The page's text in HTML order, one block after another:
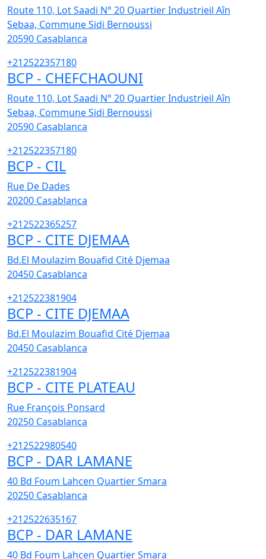
Route 110, Lot Saadi N° 20 Quartier Industrieil Aîn
Sebaa, Commune Sidi Bernoussi
20590 Casablanca
+212522357180
BCP - CHEFCHAOUNI
Route 110, Lot Saadi N° 20 Quartier Industrieil Aîn
Sebaa, Commune Sidi Bernoussi
20590 Casablanca
+212522357180
BCP - CIL
Rue De Dades
20200 Casablanca
+212522365257
BCP - CITE DJEMAA
Bd.El Moulazim Bouafid Cité Djemaa
20450 Casablanca
+212522381904
BCP - CITE DJEMAA
Bd.El Moulazim Bouafid Cité Djemaa
20450 Casablanca
+212522381904
BCP - CITE PLATEAU
Rue François Ponsard
20250 Casablanca
+212522980540
BCP - DAR LAMANE
40 Bd Foum Lahcen Quartier Smara
20250 Casablanca
+212522635167
BCP - DAR LAMANE
40 Bd Foum Lahcen Quartier Smara